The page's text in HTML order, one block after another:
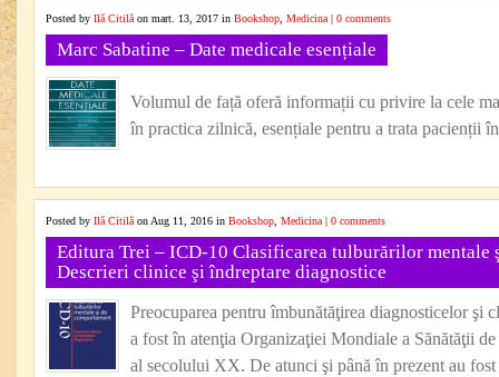
Posted by Ilă Citilă on mart. 13, 2017 in Bookshop Medicina | 0 comments
Marc Sabatine – Date medicale esențiale
Volumul de față oferă informații cu privire la cele
în practica zilnică, esențiale pentru a trata pacienții
Posted by Ilă Citilă on Aug 11, 2016 in Bookshop Medicina | 0 comments
Editura Trei – ICD-10 Clasificarea tulburărilor mentale
Descrieri clinice şi îndreptare diagnostice
Preocuparea pentru îmbunătăţirea diagnosticelor şi
a fost în atenţia Organizaţiei Mondiale a Sănătăţii
al secolului XX. De atunci şi până în prezent au